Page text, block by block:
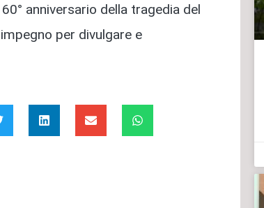
anniversario della tragedia del
per divulgare e